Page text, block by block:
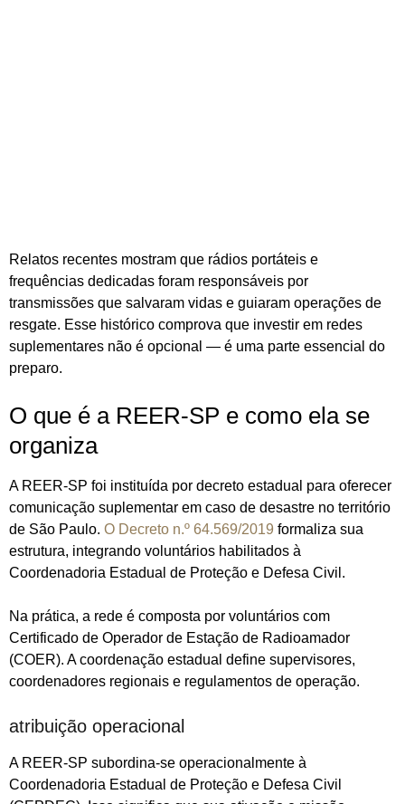
Relatos recentes mostram que rádios portáteis e
frequências dedicadas foram responsáveis por
transmissões que salvaram vidas e guiaram operações de
resgate. Esse histórico comprova que investir em redes
suplementares não é opcional — é uma parte essencial do
preparo.
O que é a REER-SP e como ela se
organiza
A REER-SP foi instituída por decreto estadual para oferecer
comunicação suplementar em caso de desastre no território
de São Paulo. O Decreto n.º 64.569/2019 formaliza sua
estrutura, integrando voluntários habilitados à
Coordenadoria Estadual de Proteção e Defesa Civil.
Na prática, a rede é composta por voluntários com
Certificado de Operador de Estação de Radioamador
(COER). A coordenação estadual define supervisores,
coordenadores regionais e regulamentos de operação.
atribuição operacional
A REER-SP subordina-se operacionalmente à
Coordenadoria Estadual de Proteção e Defesa Civil